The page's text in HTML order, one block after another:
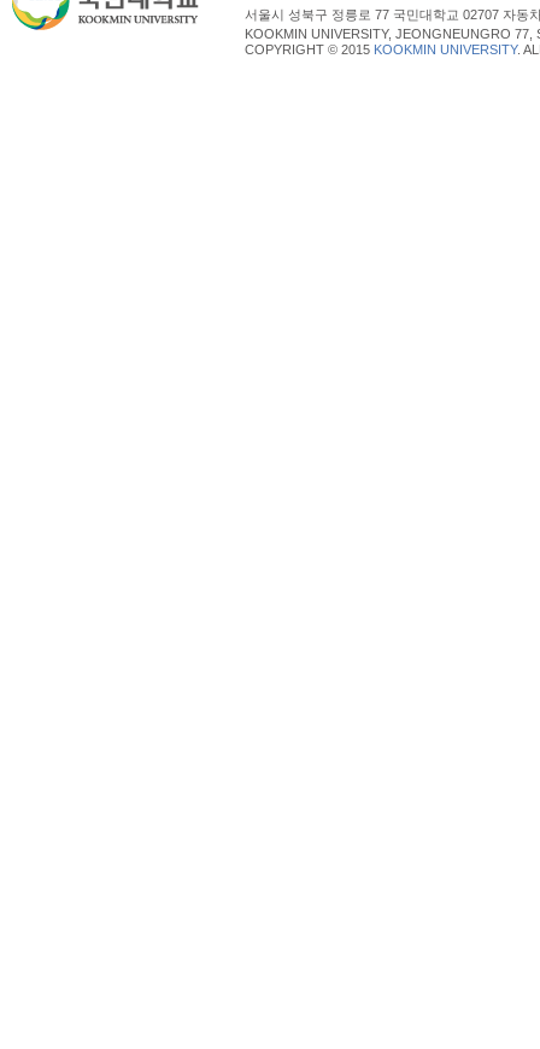
서울시 성북구 정릉로 77 국민대학교 02707 자동
KOOKMIN UNIVERSITY, JEONGNEUNGRO
COPYRIGHT © 2015 KOOKMIN UNIVERSITY.